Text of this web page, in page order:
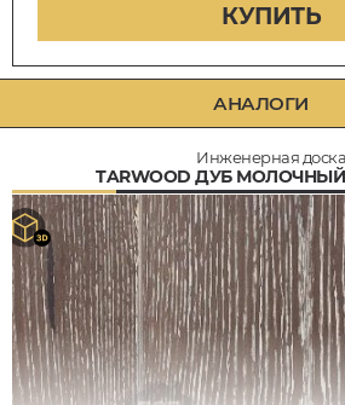
КУПИТЬ
АНАЛОГИ
Инженерная доска
TARWOOD ДУБ